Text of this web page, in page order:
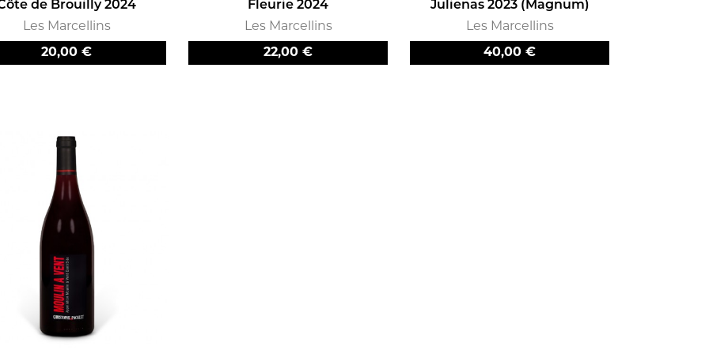
de Brouilly 2024
Les Marcellins
Prix
20,00 €
Fleurie 2024
Les Marcellins
Prix
22,00 €
Julienas 2023 (Magnum)
Les Marcellins
Prix
40,00 €